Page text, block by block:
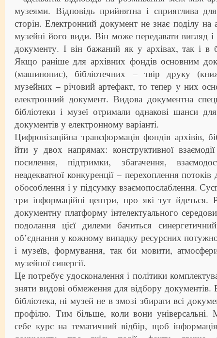
музеями. Відповідь прийнятна і сприятлива
сторін. Електронний документ не знає поділу на
музейні його види. Він може передавати вигляд і
документу. І він бажаний як у архівах, так і в
Якщо раніше для архівних фондів основним
(машинопис), бібліотечних – твір друку
музейних – річовий артефакт, то тепер у них
електронний документ. Видова документна
бібліотеки і музеї отримали однакові шанси для
документів у електронному варіанті.
Цифровізаційна трансформація фондів архівів,
йти у двох напрямах: конструктивної
посилення, підтримки, збагачення,
неадекватної конкуренції – перехоплення
обособлення і у підсумку взаємопослаблення.
три інформаційні центри, про які тут йдеться.
документну платформу інтелектуального
подолання цієї дилеми бачиться
об’єднання у кожному випадку ресурсних
і музеїв, формування, так би мовити, атмосфери
музейної синергії.
Це потребує удосконалення і політики
зняти видові обмеження для відбору документів.
бібліотека, ні музей не в змозі збирати всі
профілю. Тим більше, коли вони
себе курс на тематичний відбір, щоб